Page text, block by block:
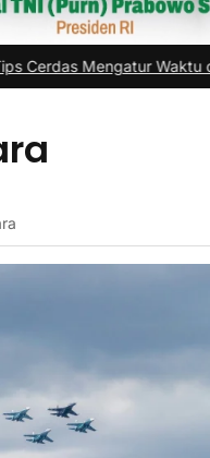
Mengatur Waktu dan